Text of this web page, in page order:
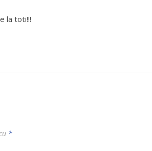
la toti!!!
*